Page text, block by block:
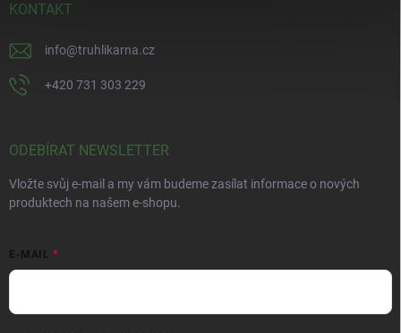
KONTAKT
info@truhlikarna.cz
+420 731 303 229
ODEBÍRAT NEWSLETTER
Vložte svůj e-mail a my vám budeme zasílat informace o nových
produktech na našem e-shopu.
E-MAIL